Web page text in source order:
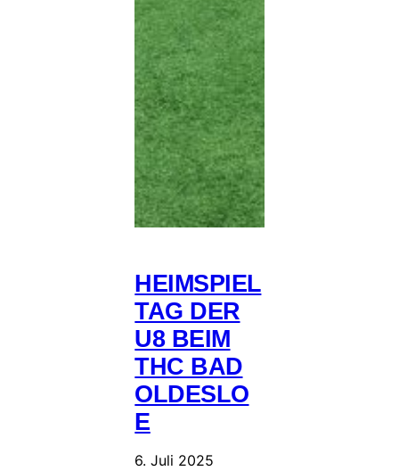
HEIMSPIEL
TAG DER
U8 BEIM
THC BAD
OLDESLO
E
6. Juli 2025